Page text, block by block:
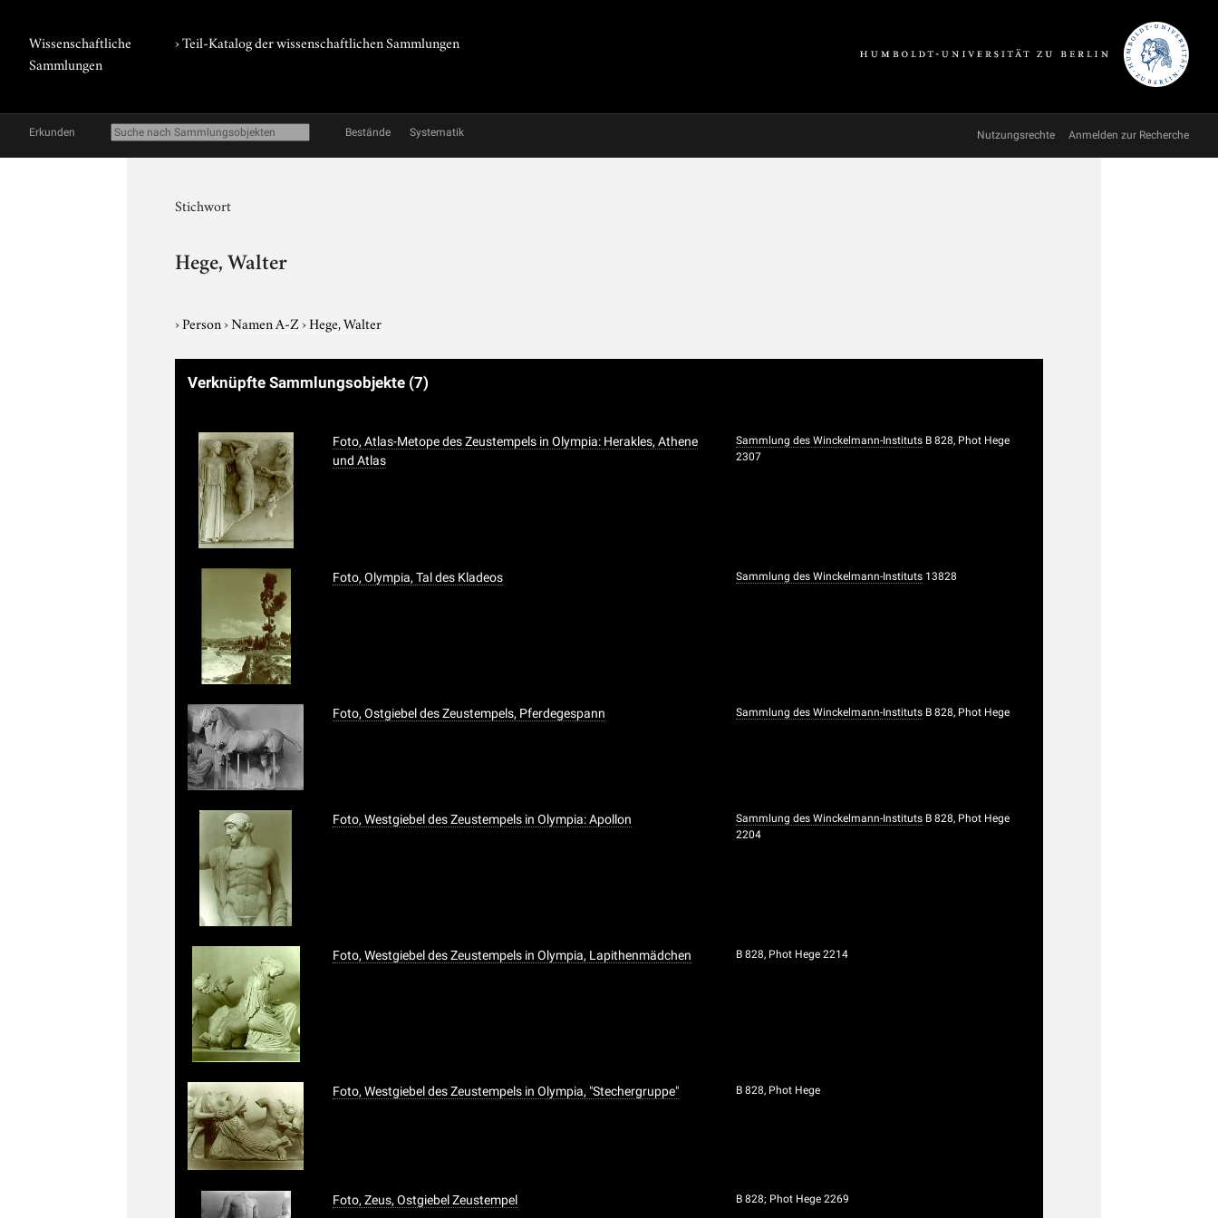
Wissenschaftliche
Sammlungen
› Teil-Katalog der wissenschaftlichen Sammlungen
Erkunden Bestände Systematik Nutzungsrechte Anmelden zur Recherche
Stichwort
Hege, Walter
›Person›Namen A-Z›Hege, Walter
Verknüpfte Sammlungsobjekte (7)
Foto, Atlas-Metope des Zeustempels in Olympia: Herakles, Athene
und Atlas
Sammlung des Winckelmann-Instituts B 828, Phot Hege
2307
Foto, Olympia, Tal des Kladeos Sammlung des Winckelmann-Instituts 13828
Foto, Ostgiebel des Zeustempels, Pferdegespann Sammlung des Winckelmann-Instituts B 828, Phot Hege
Foto, Westgiebel des Zeustempels in Olympia: Apollon Sammlung des Winckelmann-Instituts B 828, Phot Hege
2204
Foto, Westgiebel des Zeustempels in Olympia, Lapithenmädchen B 828, Phot Hege 2214
Foto, Westgiebel des Zeustempels in Olympia, "Stechergruppe" B 828, Phot Hege
Foto, Zeus, Ostgiebel Zeustempel B 828; Phot Hege 2269